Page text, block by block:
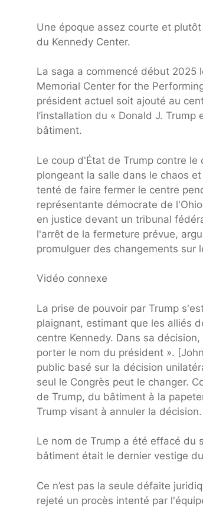
Une époque assez courte et
du Kennedy Center.
La saga a commencé début 2025
Memorial Center for the
président actuel soit ajouté au
l’installation du « Donald J.
bâtiment.
Le coup d'État de Trump contre
plongeant la salle dans le chaos
tenté de faire fermer le centre
représentante démocrate de
en justice devant un tribunal
l'arrêt de la fermeture prévue,
promulguer des changements sur
Vidéo connexe
La prise de pouvoir par Trump
plaignant, estimant que les alliés
centre Kennedy. Dans sa
porter le nom du président ».
public basé sur la décision
seul le Congrès peut le changer.
de Trump, du bâtiment à la
Trump visant à annuler la décision.
Le nom de Trump a été effacé du
bâtiment était le dernier vestige
Ce n’est pas la seule défaite
rejeté un procès intenté par